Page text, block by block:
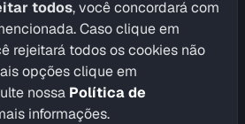
de Medicina de Goiás
CRM-MA
de Medicina do Maranhão
CRM-MT
todos, você concordará com
Caso clique em
rejeitará todos os cookies não
opções clique em
nossa Política de
informações.